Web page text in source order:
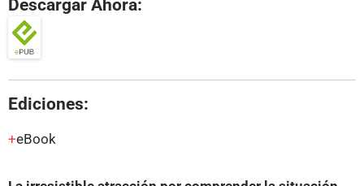
Descargar Ahora:
Ediciones:
eBook